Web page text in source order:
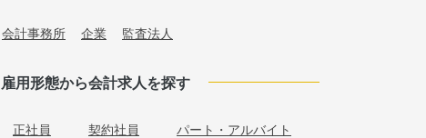
会計事務所 企業 監査法人
雇用形態から会計求人を探す
正社員 契約社員 パート・アルバイト